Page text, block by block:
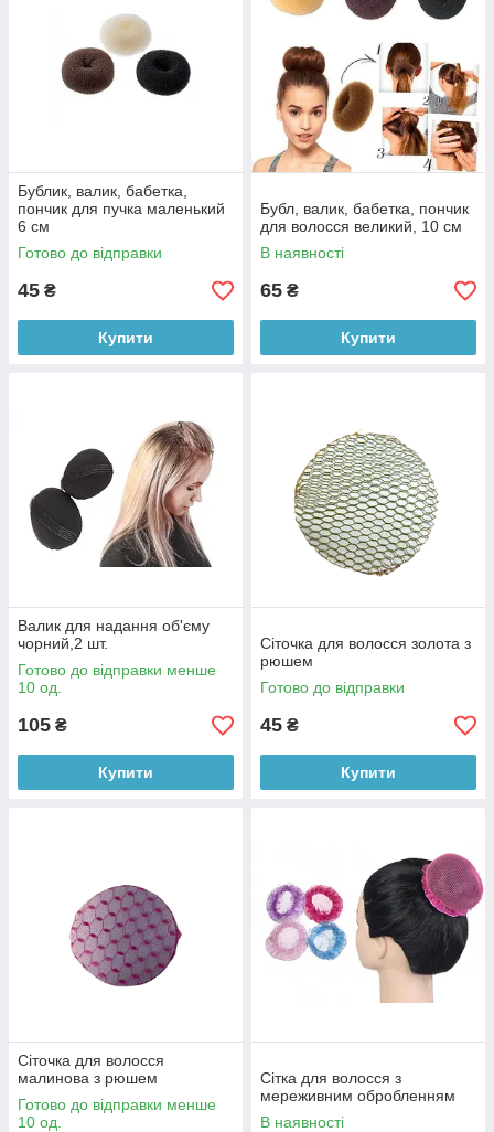
Бублик, валик, бабетка,
пончик для пучка маленький
6 см
Готово до відправки
45 ₴
Купити
Бубл, валик, бабетка, пончик
для волосся великий, 10 см
В наявності
65 ₴
Купити
Валик для надання об'єму
чорний,2 шт.
Готово до відправки менше
10 од.
105 ₴
Купити
Сіточка для волосся золота з
рюшем
Готово до відправки
45 ₴
Купити
Сіточка для волосся
малинова з рюшем
Готово до відправки менше
10 од.
Сітка для волосся з
мереживним обробленням
В наявності